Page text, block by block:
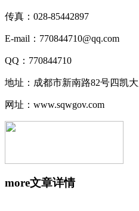
传真：028-85442897
E-mail：770844710@qq.com
QQ：770844710
地址：成都市新南路82号四凯
网址：www.sqwgov.com
more文章详情